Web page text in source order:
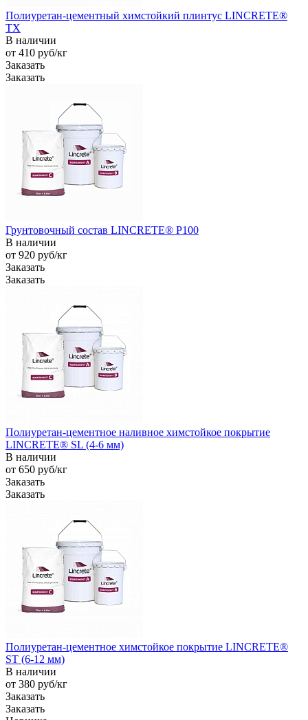
Полиуретан-цементный химстойкий плинтус LINCRETE®
TX
В наличии
от 410 руб/кг
Заказать
Заказать
Грунтовочный состав LINCRETE® P100
В наличии
от 920 руб/кг
Заказать
Заказать
Полиуретан-цементное наливное химстойкое покрытие
LINCRETE® SL (4-6 мм)
В наличии
от 650 руб/кг
Заказать
Заказать
Полиуретан-цементное химстойкое покрытие LINCRETE®
ST (6-12 мм)
В наличии
от 380 руб/кг
Заказать
Заказать